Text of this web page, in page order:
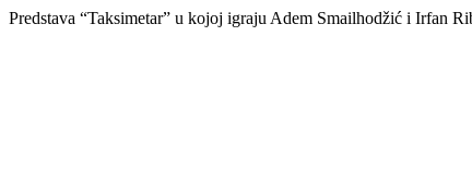
Predstava “Taksimetar” u kojoj igraju Adem Smailhodžić i Irfan